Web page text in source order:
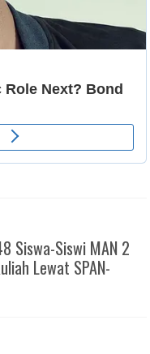
Siswa-Siswi MAN 2
Lewat SPAN-